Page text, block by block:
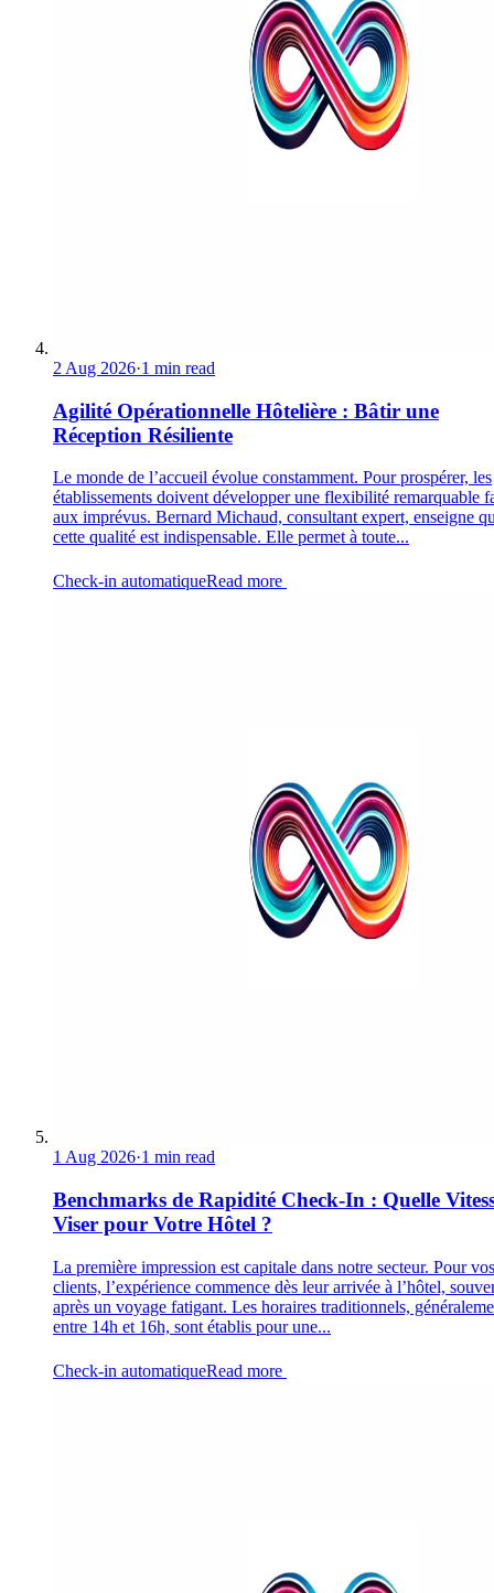
2 Aug 2026·1 min read
Agilité Opérationnelle Hôtelière : Bâtir une
Réception Résiliente
Le monde de l’accueil évolue constamment. Pour prospérer, les
établissements doivent développer une flexibilité remarquable
aux imprévus. Bernard Michaud, consultant expert, enseigne
cette qualité est indispensable. Elle permet à toute...
Check-in automatiqueRead more
1 Aug 2026·1 min read
Benchmarks de Rapidité Check-In : Quelle
Viser pour Votre Hôtel ?
La première impression est capitale dans notre secteur. Pour vos
clients, l’expérience commence dès leur arrivée à l’hôtel,
après un voyage fatigant. Les horaires traditionnels,
entre 14h et 16h, sont établis pour une...
Check-in automatiqueRead more